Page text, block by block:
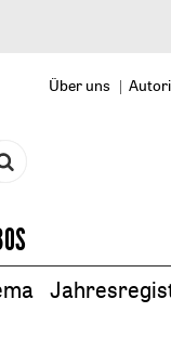
Über uns